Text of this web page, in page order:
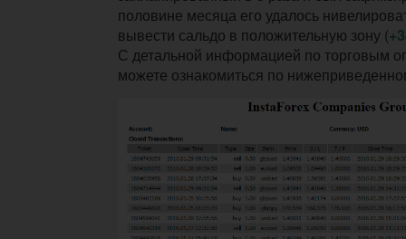
половине месяца его удалось
вывести сальдо в положительную зону (
С детальной информацией по торговым
можете ознакомиться по